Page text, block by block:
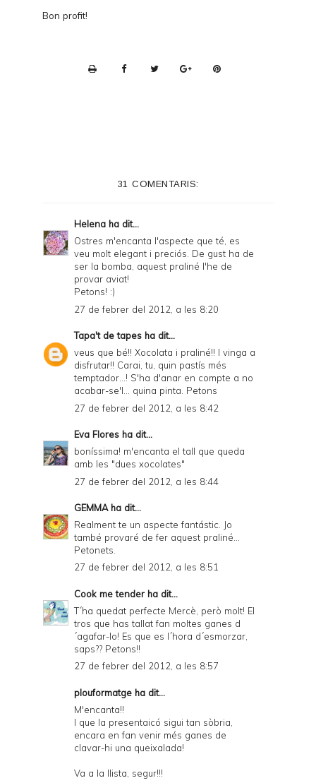
Bon profit!
i
e
n
l
y
a
n
P
D
31 COMENTARIS:
Helena ha dit...
Ostres m'encanta l'aspecte que té, es
veu molt elegant i preciós. De gust ha de
ser la bomba, aquest praliné l'he de
provar aviat!
Petons! :)
27 de febrer del 2012, a les 8:20
Tapa't de tapes ha dit...
veus que bé!! Xocolata i praliné!! I vinga a
disfrutar!! Carai, tu, quin pastís més
temptador...! S'ha d'anar en compte a no
acabar-se'l... quina pinta. Petons
27 de febrer del 2012, a les 8:42
Eva Flores ha dit...
boníssima! m'encanta el tall que queda
amb les "dues xocolates"
27 de febrer del 2012, a les 8:44
GEMMAha dit...
Realment te un aspecte fantástic. Jo
també provaré de fer aquest praliné...
Petonets.
27 de febrer del 2012, a les 8:51
Cook me tender ha dit...
T´ha quedat perfecte Mercè, però molt! El
tros que has tallat fan moltes ganes d
´agafar-lo! Es que es l´hora d´esmorzar,
saps?? Petons!!
27 de febrer del 2012, a les 8:57
plouformatge ha dit...
M'encanta!!
I que la presentaicó sigui tan sòbria,
encara en fan venir més ganes de
clavar-hi una queixalada!
Va a la llista, segur!!!